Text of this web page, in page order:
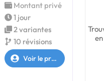
Montant privé
1 jour
2 variantes
10 révisions
Voir le profil